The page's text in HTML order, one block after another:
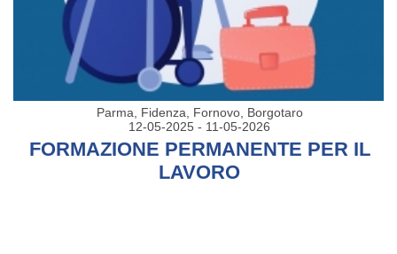
Parma, Fidenza, Fornovo, Borgotaro
12-05-2025 - 11-05-2026
FORMAZIONE PERMANENTE PER IL
LAVORO